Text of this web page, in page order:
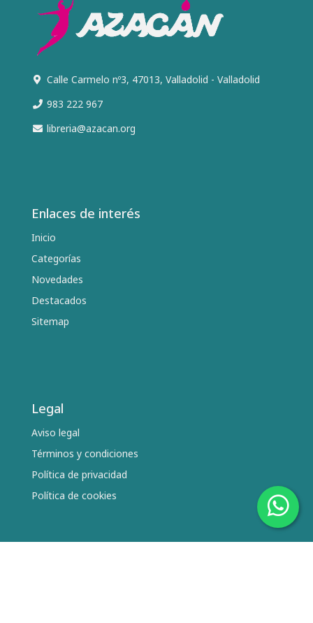
Calle Carmelo nº3, 47013, Valladolid - Valladolid
983 222 967
libreria@azacan.org
Enlaces de interés
Inicio
Categorías
Novedades
Destacados
Sitemap
Legal
Aviso legal
Términos y condiciones
Política de privacidad
Política de cookies